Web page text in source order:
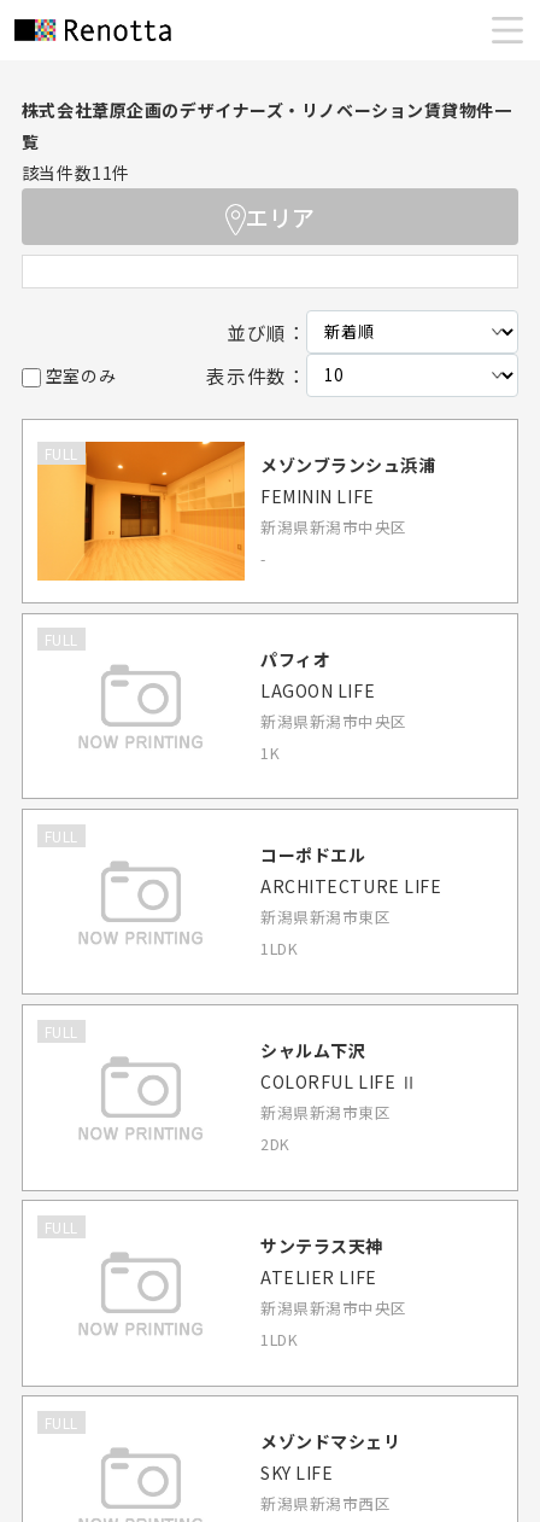
株式会社葦原企画のデザイナーズ・リノベーション賃貸物件一
覧
該当件数11件
エリア
並び順：
空室のみ 表示件数：
FULL
メゾンブランシュ浜浦
FEMININ LIFE
新潟県新潟市中央区
-
FULL
パフィオ
LAGOON LIFE
新潟県新潟市中央区
1K
FULL
コーポドエル
ARCHITECTURE LIFE
新潟県新潟市東区
1LDK
FULL
シャルム下沢
COLORFUL LIFE Ⅱ
新潟県新潟市東区
2DK
FULL
サンテラス天神
ATELIER LIFE
新潟県新潟市中央区
1LDK
FULL
メゾンドマシェリ
SKY LIFE
新潟県新潟市西区